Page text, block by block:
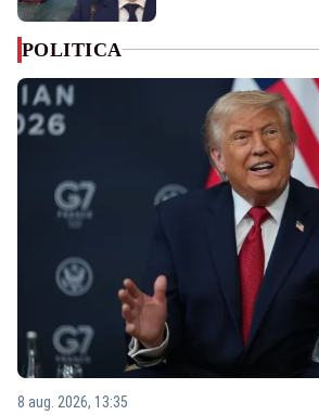
POLITICA
8 aug. 2026, 13:35